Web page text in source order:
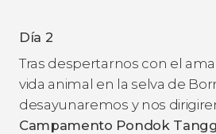
Día 2
Tras despertarnos con el
vida animal en la selva de
desayunaremos y nos
Campamento Pondok